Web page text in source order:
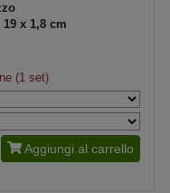
19 x 1,8 cm
(1 set)
Aggiungi al carrello